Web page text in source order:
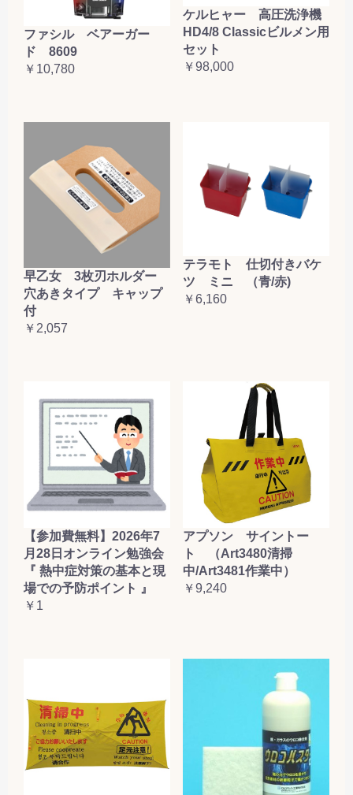
ファシル ベアーガー
ド 8609
￥10,780
ケルヒャー 高圧洗浄機
HD4/8 Classicビルメン用
セット
￥98,000
早乙女 3枚刃ホルダー
穴あきタイプ キャップ
付
￥2,057
テラモト 仕切付きバケ
ツ ミニ （青/赤)
￥6,160
【参加費無料】2026年7
月28日オンライン勉強会
『 熱中症対策の基本と現
場での予防ポイント 』
￥1
アプソン サイントー
ト （Art3480清掃
中/Art3481作業中）
￥9,240